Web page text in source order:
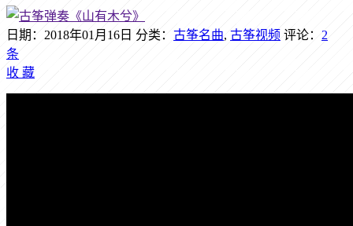
日期：2018年01月16日 分类： 古筝名曲, 古筝视频 评论： 2
条
收 藏